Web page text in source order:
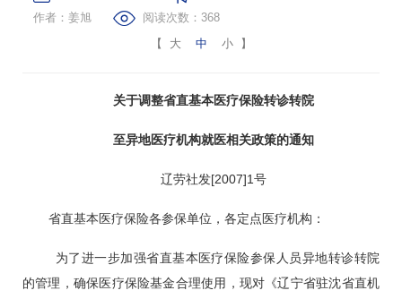
作者：姜旭
阅读次数： 368
【
大 中 小 】
关于调整省直基本医疗保险转诊转院
至异地医疗机构就医相关政策的通知
辽劳社发[2007]1号
省直基本医疗保险各参保单位，各定点医疗机构：
为了进一步加强省直基本医疗保险参保人员异地转诊转院
的管理，确保医疗保险基金合理使用，现对《辽宁省驻沈省直机